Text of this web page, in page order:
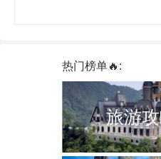
热门榜单🔥:
旅游